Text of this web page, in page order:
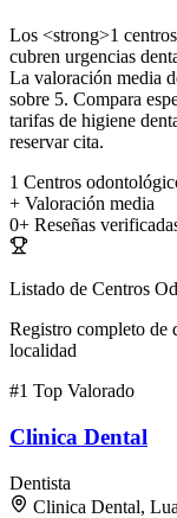
Los <strong>1
cubren urgencias
La valoración media
sobre 5. Compara
tarifas de higiene
reservar cita.
1 Centros
+ Valoración media
0+ Reseñas
Listado de Centros
Registro completo de
localidad
#1 Top Valorado
Clinica Dental
Dentista
Clinica Dental,